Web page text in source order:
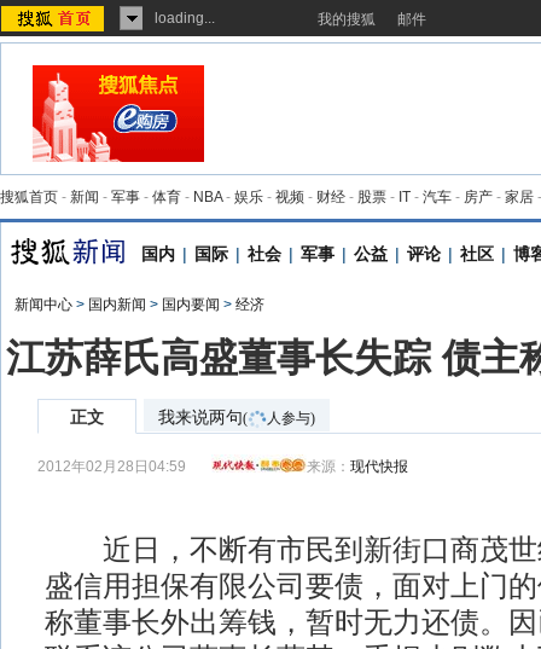
loading... 我的搜狐 邮件
搜狐首页 - 新闻 - 军事 - 体育 - NBA- 娱乐 - 视频 - 财经 - 股票 - IT - 汽车 - 房产 - 家居
国内 | 国际 | 社会 | 军事 | 公益 | 评论 | 社区 | 博
新闻中心 > 国内新闻 > 国内要闻 > 经济
江苏薛氏高盛董事长失踪 债主
正文 我来说两句( 人参与)
2012年02月28日04:59 来源： 现代快报
近日，不断有市民到新街口商茂世
盛信用担保有限公司要债，面对上门
称董事长外出筹钱，暂时无力还债。